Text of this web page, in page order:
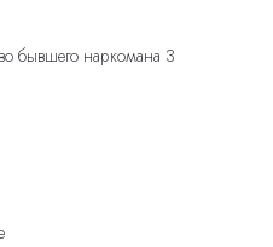
бывшего наркомана 3